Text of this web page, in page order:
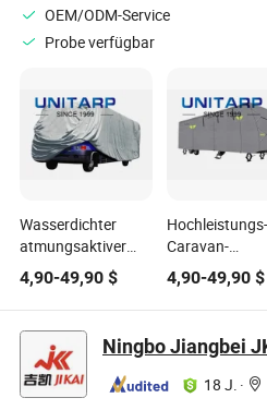
OEM/ODM-Service
Probe verfügbar
Wasserdichter
atmungsaktiver
Wohnwagen-
Autodeckel mit
verbesserter
Haltbarkeit und
Windbeständigkeit
für langanhaltende
Nutzung
4,90-49,90 $
Hochleistungs-
Caravan-
Abdeckung mit
mehreren
Schichten für
optimalen
gegen Kratzer
4,90-49,90$
18 J. ·